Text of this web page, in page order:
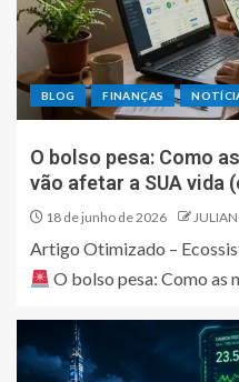
BLOG FINANÇAS
O bolso pesa: Como
vão afetar a SUA vida
18 de junho de 2026
Artigo Otimizado –
O bolso pesa: Como as